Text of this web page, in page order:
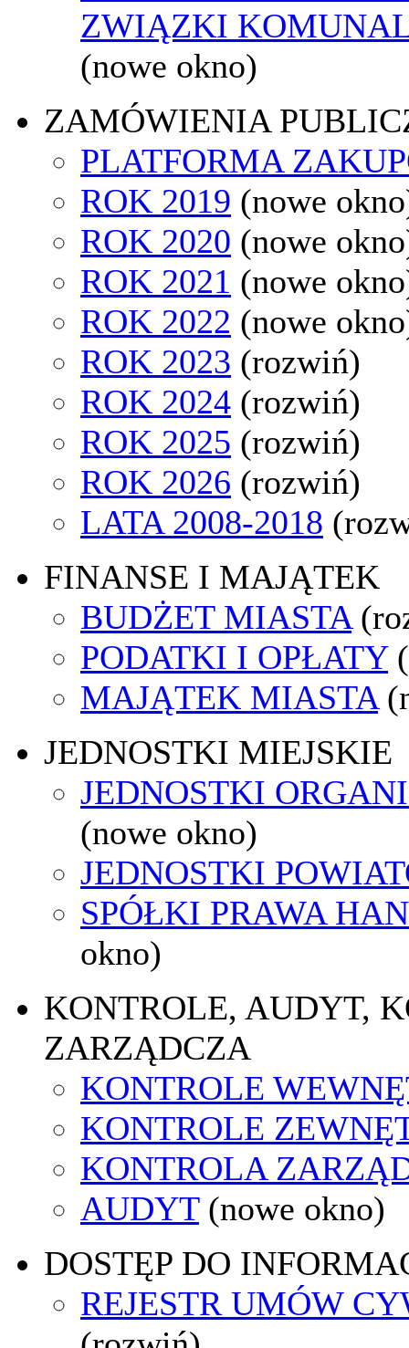
ZWIĄZKI
(nowe okno)
ZAMÓWIENIA
PLATFORMA
ROK 2019 (nowe
ROK 2020 (nowe
ROK 2021 (nowe
ROK 2022 (nowe
ROK 2023 (rozwiń)
ROK 2024 (rozwiń)
ROK 2025 (rozwiń)
ROK 2026 (rozwiń)
LATA 2008-2018
FINANSE I MAJĄTEK
BUDŻET MIASTA
PODATKI I OPŁATY
MAJĄTEK MIASTA
JEDNOSTKI MIEJSKIE
JEDNOSTKI
(nowe okno)
JEDNOSTKI
SPÓŁKI PRAWA
okno)
KONTROLE, AUDYT,
ZARZĄDCZA
KONTROLE
KONTROLE
KONTROLA
AUDYT (nowe okno)
DOSTĘP DO
REJESTR UMÓW